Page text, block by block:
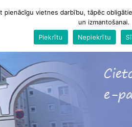
vietnes darbību, tāpēc
un izmantošanai.
Piekrītu
Nepiekrītu